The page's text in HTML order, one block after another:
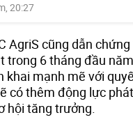
20:27
AgriS cũng dẫn
trong 6 tháng đầu
khai mạnh mẽ với
có thêm động lực
hội tăng trưởng.